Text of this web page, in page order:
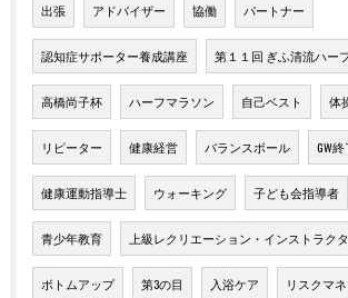
出張 アドバイザー 協働 パートナー
認知症サポーター養成講座 第１１回 ぎふ清流ハー
高橋尚子杯 ハーフマラソン 自己ベスト 体
リピーター 健康経営 バランスボール GW
健康運動指導士 ウォーキング 子ども会指導者
青少年教育 上級レクリエーション・インストラク
ボトムアップ 第3の目 入浴ケア リスクマ